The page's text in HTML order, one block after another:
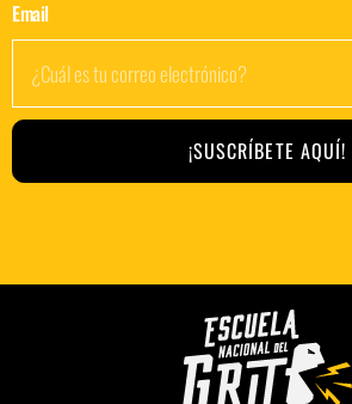
Email
¡SUSCRÍBETE AQUÍ!